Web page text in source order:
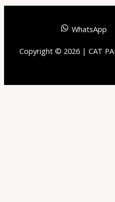
WhatsApp
Copyright © 2026 | CAT